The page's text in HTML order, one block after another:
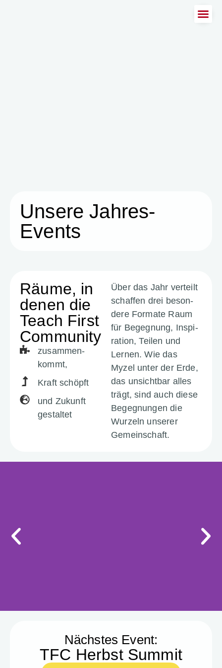
Unsere Jahres-
Events
Räume, in
denen die
Teach First
Community
zusam­men­
kommt,
Kraft schöpft
und Zukunft
gestaltet
Über das Jahr verteilt
schaffen drei beson­
dere Formate Raum
für Begeg­nung, Inspi­
ra­tion, Teilen und
Lernen. Wie das
Myzel unter der Erde,
das unsichtbar alles
trägt, sind auch diese
Begeg­nungen die
Wurzeln unserer
Gemein­schaft.
Stuttgart
Nächstes Event:
TFC Herbst Summit